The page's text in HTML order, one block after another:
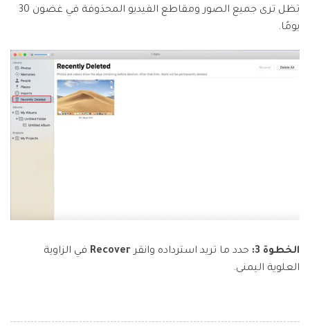
تظل ترى جميع الصور ومقاطع الفيديو المحذوفة في غضون 30
يومًا.
الخطوة 3: حدد ما تريد استرداده وانقرRecover في الزاوية
العلوية اليمنى.